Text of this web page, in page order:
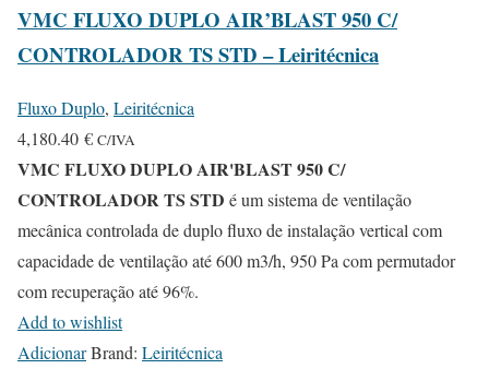
VMC FLUXO DUPLO AIR’BLAST 950 C/
CONTROLADOR TS STD – Leiritécnica
Fluxo Duplo, Leiritécnica
4,180.40 € C/IVA
VMC FLUXO DUPLO AIR'BLAST 950 C/
CONTROLADOR TS STD é um sistema de ventilação
mecânica controlada de duplo fluxo de instalação vertical com
capacidade de ventilação até 600 m3/h, 950 Pa com permutador
com recuperação até 96%.
Add to wishlist
AdicionarBrand: Leiritécnica